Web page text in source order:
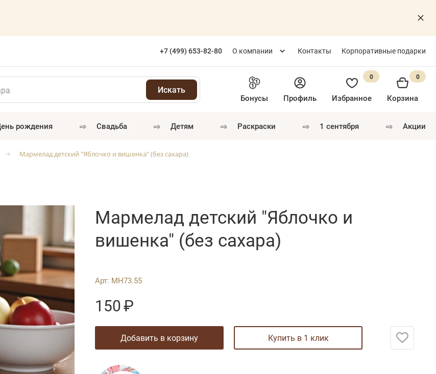
+7 (499) 653-82-80 О компании Контакты Корпоративные подарки
Бонусы Профиль Избранное
0
Корзина
0
день рождения ⇨ свадьба ⇨ детям ⇨ раскраски ⇨ 1 сентября ⇨ акции
Мармелад детский "Яблочко и вишенка" (без сахара)
Мармелад детский "Яблочко и
вишенка" (без сахара)
Арт: МН73.55
150₽
добавить в корзину купить в 1 клик